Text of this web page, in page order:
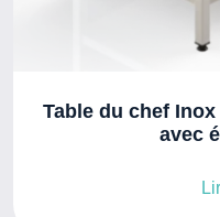
Table du chef
avec